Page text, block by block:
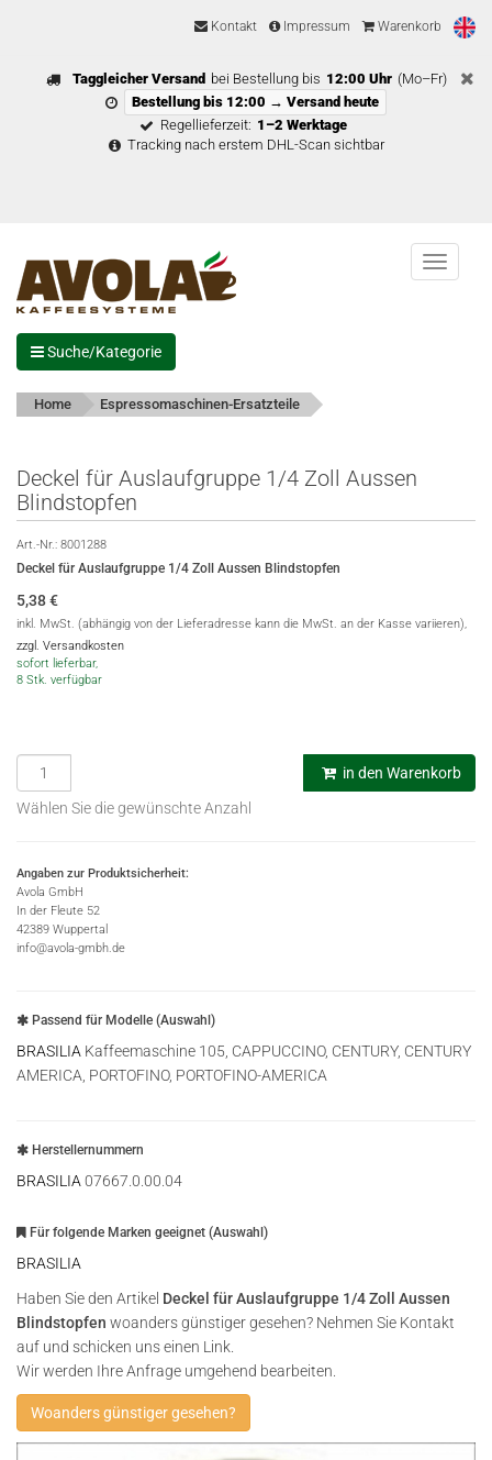
Kontakt Impressum Warenkorb
Taggleicher Versand bei Bestellung bis 12:00 Uhr (Mo–Fr)
Bestellung bis 12:00 → Versand heute
Regellieferzeit: 1–2 Werktage
Tracking nach erstem DHL-Scan sichtbar
Menu
Suche/Kategorie
Home Espressomaschinen-Ersatzteile
Deckel für Auslaufgruppe 1/4 Zoll Aussen
Blindstopfen
Art.-Nr.: 8001288
Deckel für Auslaufgruppe 1/4 Zoll Aussen Blindstopfen
5,38€
inkl. MwSt. (abhängig von der Lieferadresse kann die MwSt. an der Kasse variieren),
zzgl. Versandkosten
sofort lieferbar,
8 Stk. verfügbar
in den Warenkorb
Wählen Sie die gewünschte Anzahl
Angaben zur Produktsicherheit:
Avola GmbH
In der Fleute 52
42389 Wuppertal
info@avola-gmbh.de
Passend für Modelle (Auswahl)
BRASILIA Kaffeemaschine 105, CAPPUCCINO, CENTURY, CENTURY
AMERICA, PORTOFINO, PORTOFINO-AMERICA
Herstellernummern
BRASILIA 07667.0.00.04
Für folgende Marken geeignet (Auswahl)
BRASILIA
Haben Sie den Artikel Deckel für Auslaufgruppe 1/4 Zoll Aussen
Blindstopfen woanders günstiger gesehen? Nehmen Sie Kontakt
auf und schicken uns einen Link.
Wir werden Ihre Anfrage umgehend bearbeiten.
Woanders günstiger gesehen?